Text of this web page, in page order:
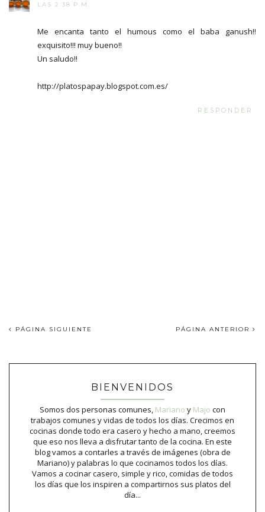
LAS 2:38 P.M.
Me encanta tanto el humous como el baba ganush!!
exquisito!!! muy bueno!!
Un saludo!!
http://platospapay.blogspot.com.es/
RESPONDER
PÁGINA SIGUIENTE PÁGINA ANTERIOR
BIENVENIDOS
Somos dos personas comunes, Mariano y Majo con
trabajos comunes y vidas de todos los días. Crecimos en
cocinas donde todo era casero y hecho a mano, creemos
que eso nos lleva a disfrutar tanto de la cocina. En este
blog vamos a contarles a través de imágenes (obra de
Mariano) y palabras lo que cocinamos todos los días.
Vamos a cocinar casero, simple y rico, comidas de todos
los días que los inspiren a compartirnos sus platos del
día...